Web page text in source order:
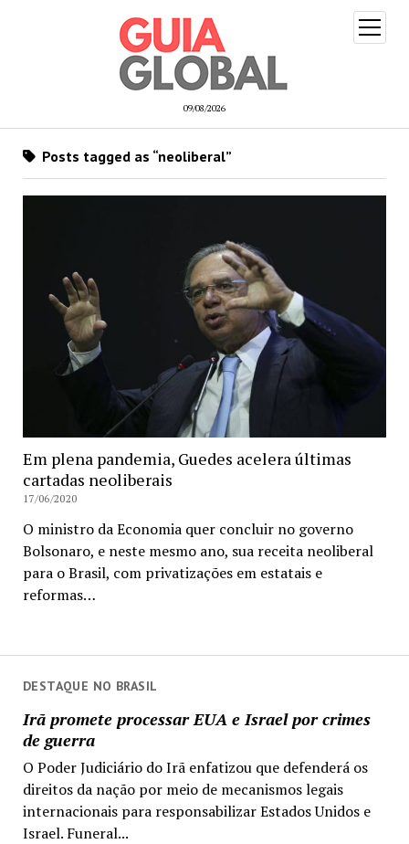
09/08/2026
open
menu
DESTAQUE NO BRASIL
Irã promete processar EUA e Israel por crimes
de guerra
O Poder Judiciário do Irã enfatizou que defenderá os
direitos da nação por meio de mecanismos legais
internacionais para responsabilizar Estados Unidos e
Israel. Funeral...
Posts tagged as “neoliberal”
Em plena pandemia, Guedes acelera últimas
cartadas neoliberais
17/06/2020
O ministro da Economia quer concluir no governo
Bolsonaro, e neste mesmo ano, sua receita neoliberal
para o Brasil, com privatizações em estatais e
reformas…